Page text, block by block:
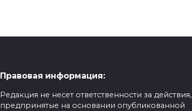
Правовая информация:
Редакция не несет ответственности за действия,
предпринятые на основании опубликованной